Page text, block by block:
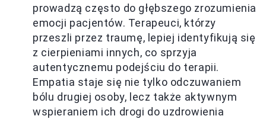
prowadzą często do głębszego zrozumienia
emocji pacjentów. Terapeuci, którzy
przeszli przez traumę, lepiej identyfikują się
z cierpieniami innych, co sprzyja
autentycznemu podejściu do terapii.
Empatia staje się nie tylko odczuwaniem
bólu drugiej osoby, lecz także aktywnym
wspieraniem ich drogi do uzdrowienia